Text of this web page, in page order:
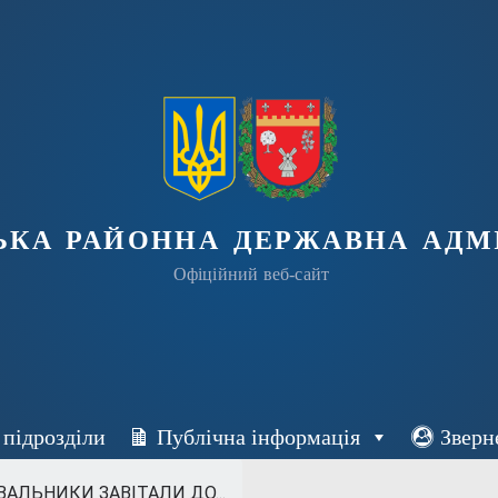
районна державна
Офіційний веб-сайт
Публічна інформація
ЗАВІТАЛИ ДО...